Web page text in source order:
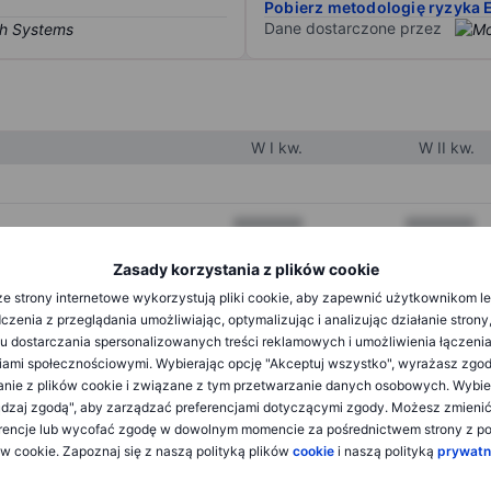
Zasady korzystania z plików cookie
strony internetowe wykorzystują pliki cookie, aby zapewnić użytkownikom
z przeglądania umożliwiając, optymalizując i analizując działanie
dostarczania spersonalizowanych treści reklamowych i umożliwienia
społecznościowymi. Wybierając opcję "Akceptuj wszystko", wyrażasz
z plików cookie i związane z tym przetwarzanie danych osobowych.
zgodą", aby zarządzać preferencjami dotyczącymi zgody. Możesz
lub wycofać zgodę w dowolnym momencie za pośrednictwem strony z
cookie. Zapoznaj się z naszą polityką plików cookie i naszą polityką
Pobierz metodologię ryzyka
Dane dostarczone przez
W I kw. W II kw.
XXXXXXX XXXXXXX
XXXXXXX
XXXXXXX XXXXXXX
XXXXXXX XXXXXXX
XXXXXXX